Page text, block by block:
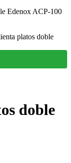
Edenox ACP-100
platos doble
doble